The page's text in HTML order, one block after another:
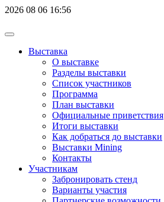
2026 08 06 16:56
Выставка
О выставке
Разделы выставки
Список участников
Программа
План выставки
Официальные приветствия
Итоги выставки
Как добраться до выставки
Выставки Mining
Контакты
Участникам
Забронировать стенд
Варианты участия